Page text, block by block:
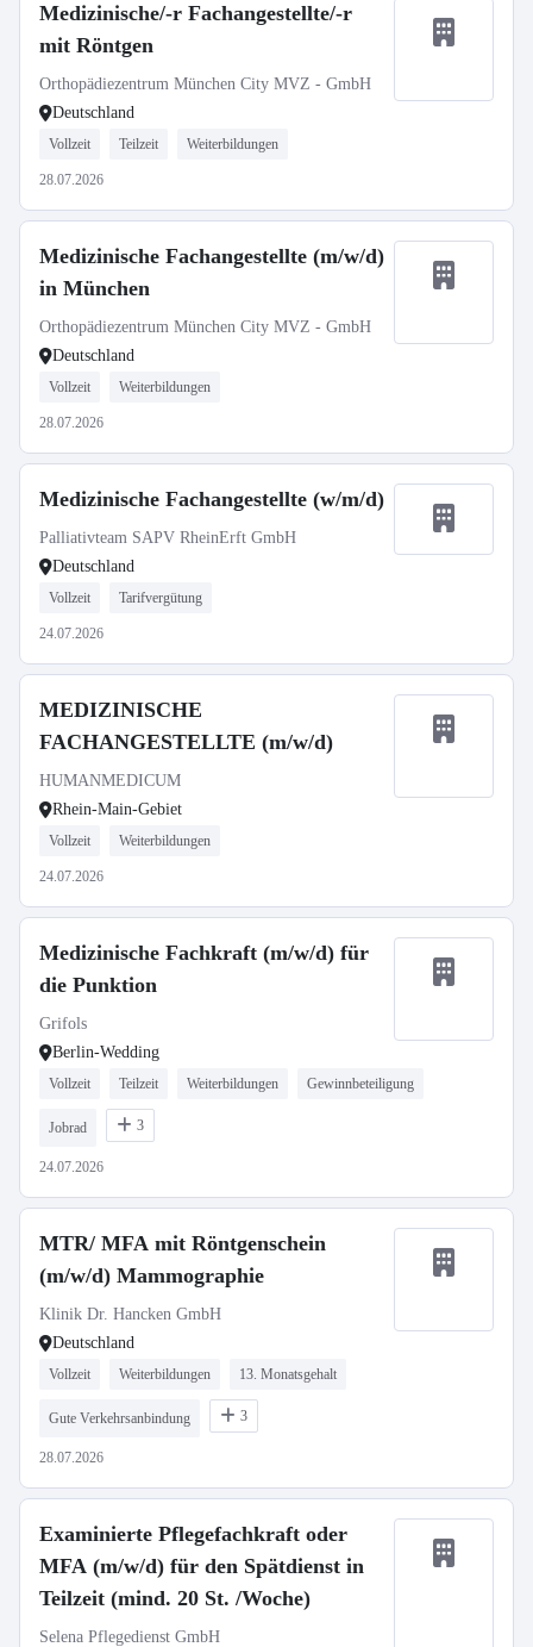
Medizinische/-r Fachangestellte/-r
mit Röntgen
Orthopädiezentrum München City MVZ - GmbH
Deutschland
Vollzeit Teilzeit Weiterbildungen
28.07.2026
Medizinische Fachangestellte (m/w/d)
in München
Orthopädiezentrum München City MVZ - GmbH
Deutschland
Vollzeit Weiterbildungen
28.07.2026
Medizinische Fachangestellte (w/m/d)
Palliativteam SAPV RheinErft GmbH
Deutschland
Vollzeit Tarifvergütung
24.07.2026
MEDIZINISCHE
FACHANGESTELLTE (m/w/d)
HUMANMEDICUM
Rhein-Main-Gebiet
Vollzeit Weiterbildungen
24.07.2026
Medizinische Fachkraft (m/w/d) für
die Punktion
Grifols
Berlin-Wedding
Vollzeit Teilzeit Weiterbildungen Gewinnbeteiligung
Jobrad 3
24.07.2026
MTR/ MFA mit Röntgenschein
(m/w/d) Mammographie
Klinik Dr. Hancken GmbH
Deutschland
Vollzeit Weiterbildungen 13. Monatsgehalt
Gute Verkehrsanbindung 3
28.07.2026
Examinierte Pflegefachkraft oder
MFA (m/w/d) für den Spätdienst in
Teilzeit (mind. 20 St. /Woche)
Selena Pflegedienst GmbH